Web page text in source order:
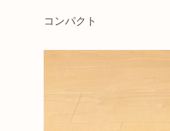
コンパクト